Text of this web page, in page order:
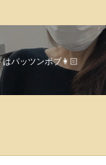
パッツンボブ👩🏻